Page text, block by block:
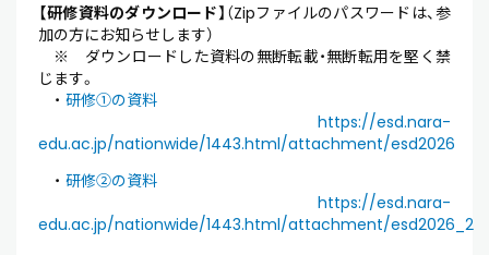
【研修資料のダウンロード】（Zipファイルのパスワードは、参
加の方にお知らせします）
※ ダウンロードした資料の無断転載・無断転用を堅く禁
じます。
・ 研修①の資料
https://esd.nara-
edu.ac.jp/nationwide/1443.html/attachment/esd2026
・ 研修②の資料
https://esd.nara-
edu.ac.jp/nationwide/1443.html/attachment/esd2026_2